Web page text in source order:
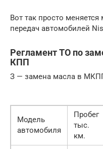
Вот так просто
передач автомобилей
Регламент ТО по
КПП
З — замена масла в
Модель
автомобиля
Пробег
тыс.
км.